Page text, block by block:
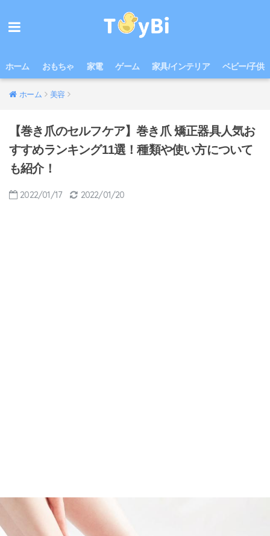
ホーム おもちゃ 家電 ゲーム 家具/インテリア ベビー/子供
ホーム 美容
【巻き爪のセルフケア】巻き爪 矯正器具人気お
すすめランキング11選！種類や使い方について
も紹介！
2022/01/17 2022/01/20